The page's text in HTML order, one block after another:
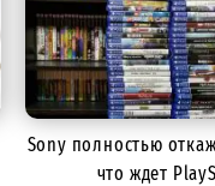
Sony полностью
что ждет